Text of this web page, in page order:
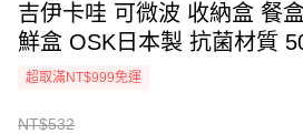
吉伊卡哇 可微波 收納盒 餐
鮮盒 OSK日本製 抗菌材質
超取滿NT$999免運
NT$532